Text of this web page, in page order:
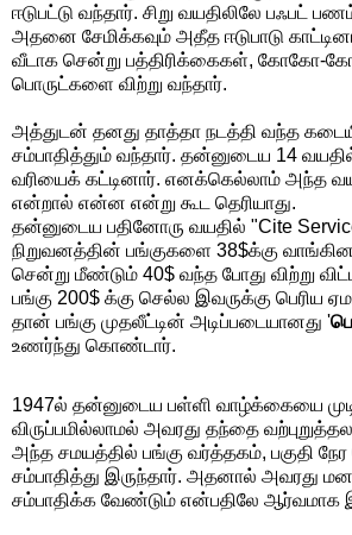
ஈடுபட்டு வந்தார். சிறு வயதிலிலே பஃபட்
அதனை சேமிக்கவும் அதீத ஈடுபாடு
வீடாக சென்று பத்திரிக்கைகள், கோகோ-
பொருட்களை விற்று வந்தார்.
அத்துடன் தனது தாத்தா நடத்தி வந்த
சம்பாதித்தும் வந்தார். தன்னுடைய 14
வரியைக் கட்டினார். எனக்கெல்லாம் அந்த
என்றால் என்ன என்று கூட தெரியாது.
தன்னுடைய பதினோரு வயதில் "Cite
நிறுவனத்தின் பங்குகளை 38$க்கு
சென்று மீண்டும் 40$ வந்த போது விற்று
பங்கு 200$ க்கு செல்ல இவருக்கு பெரிய
தான் பங்கு முதலீட்டின் அடிப்படையானது '
உணர்ந்து கொண்டார்.
1947ல் தன்னுடைய பள்ளி வாழ்க்கையை
விருப்பமில்லாமல் அவரது தந்தை
அந்த சமயத்தில் பங்கு வர்த்தகம், பகுதி
சம்பாதித்து இருந்தார். அதனால் அவரது
சம்பாதிக்க வேண்டும் என்பதிலே ஆர்வமாக